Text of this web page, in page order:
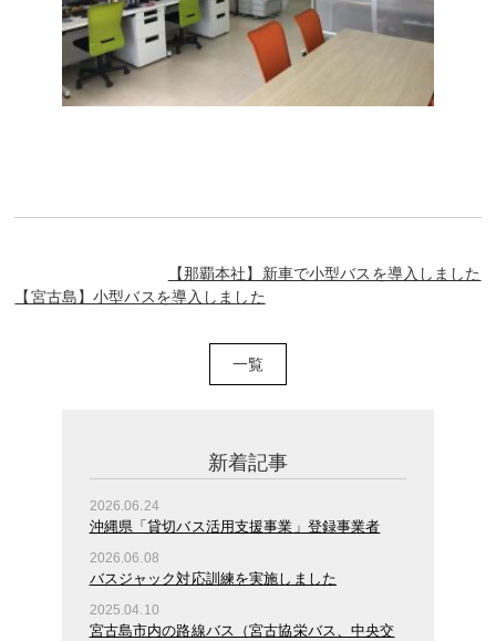
【那覇本社】新車で小型バスを導入しました
【宮古島】小型バスを導入しました
一覧
新着記事
2026.06.24
沖縄県「貸切バス活用支援事業」登録事業者
2026.06.08
バスジャック対応訓練を実施しました
2025.04.10
宮古島市内の路線バス（宮古協栄バス、中央交